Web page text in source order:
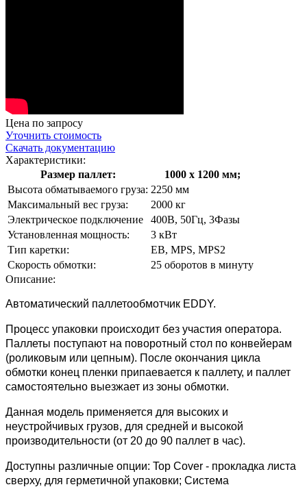
Цена по запросу
Уточнить стоимость
Скачать документацию
Характеристики:
Размер паллет:
1000 х 1200 мм;
Высота обматываемого груза: 2250 мм
Максимальный вес груза:
2000 кг
Электрическое подключение
400В, 50Гц, 3Фазы
Установленная мощность:
3 кВт
Тип каретки:
EB, MPS, MPS2
Скорость обмотки:
25 оборотов в минуту
Описание:
Автоматический паллетообмотчик EDDY.
Процесс упаковки происходит без участия оператора.
Паллеты поступают на поворотный стол по конвейерам
(роликовым или цепным). После окончания цикла
обмотки конец пленки припаевается к паллету, и паллет
самостоятельно выезжает из зоны обмотки.
Данная модель применяется для высоких и
неустройчивых грузов, для средней и высокой
производительности (от 20 до 90 паллет в час).
Доступны различные опции: Top Cover - прокладка листа
сверху, для герметичной упаковки; Система